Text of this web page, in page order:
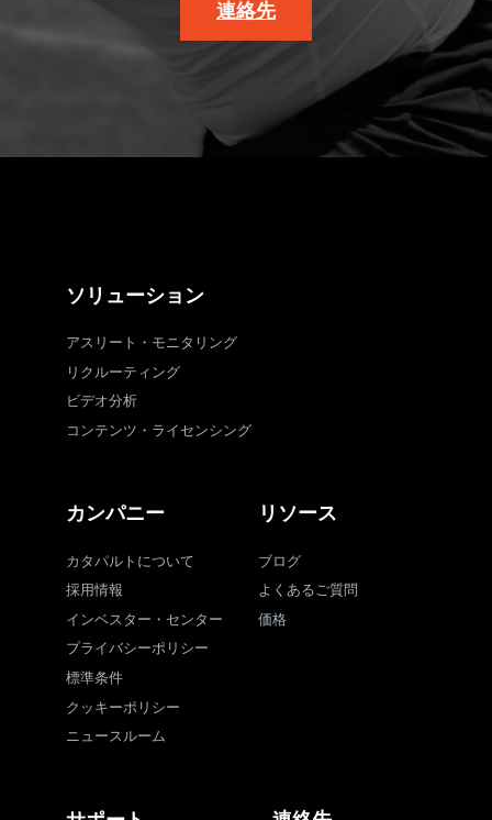
連絡先
ソリューション
アスリート・モニタリング
リクルーティング
ビデオ分析
コンテンツ・ライセンシング
カンパニー
カタパルトについて
採用情報
インベスター・センター
プライバシーポリシー
標準条件
クッキーポリシー
ニュースルーム
リソース
ブログ
よくあるご質問
価格